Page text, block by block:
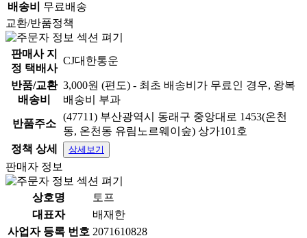
배송비
무료배송
교환/반품정책
판매사 지
정 택배사
CJ대한통운
반품/교환
배송비
3,000원 (편도) - 최초 배송비가 무료인 경우, 왕복
배송비 부과
반품주소
(47711) 부산광역시 동래구 중앙대로 1453(온천
동, 온천동 유림노르웨이숲) 상가101호
정책 상세
상세보기
판매자 정보
상호명
토프
대표자
배재한
사업자 등록 번호 2071610828